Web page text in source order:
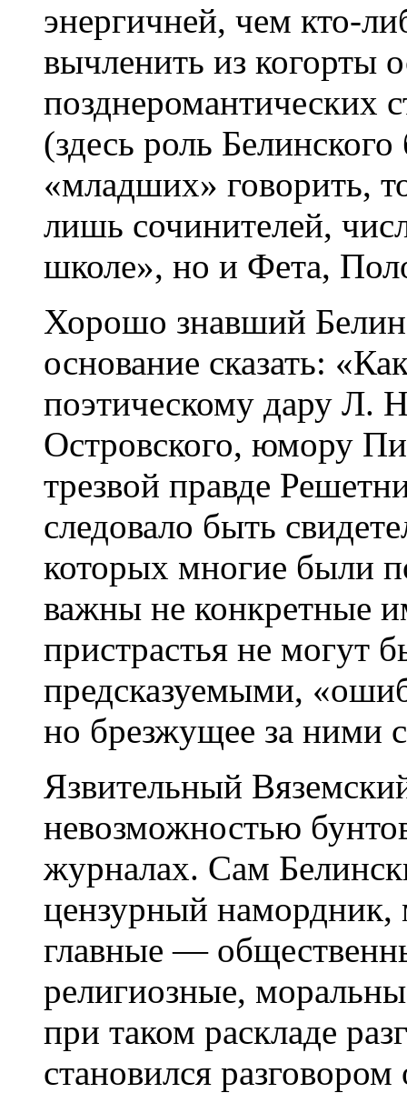
энергичней, чем кто-
вычленить из когорты
позднеромантических
(здесь роль
«младших» говорить,
лишь сочинителей,
школе», но и Фета,
Хорошо знавший
основание сказать:
поэтическому дару Л.
Островского, юмору
трезвой правде
следовало быть
которых многие были
важны не конкретные
пристрастья не могут
предсказуемыми,
но брезжущее за ними
Язвительный
невозможностью
журналах. Сам
цензурный
главные —
религиозные,
при таком раскладе
становился